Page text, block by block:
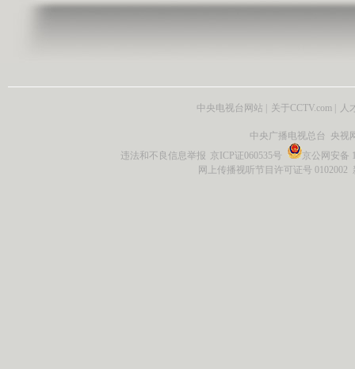
中央电视台网站 关于CCTV.com 人
中央广播电视总台 央视
违法和不良信息举报 京ICP证060535号
京公网安备
网上传播视听节目许可证号 0102002